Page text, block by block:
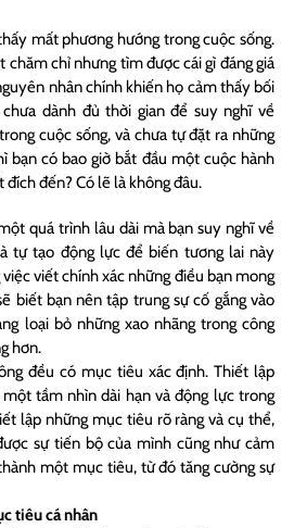
mất phương hướng trong cuộc sống.
chăm chỉ nhưng tìm được cái gì đáng giá
nhân chính khiến họ cảm thấy bối
dành đủ thời gian để suy nghĩ về
cuộc sống, và chưa tự đặt ra những
bạn có bao giờ bắt đầu một cuộc hành
đến? Có lẽ là không đâu.
quá trình lâu dài mà bạn suy nghĩ về
tự tạo động lực để biến tương lai này
viết chính xác những điều bạn mong
biết bạn nên tập trung sự cố gắng vào
loại bỏ những xao nhãng trong công
hơn.
đều có mục tiêu xác định. Thiết lập
tầm nhìn dài hạn và động lực trong
lập những mục tiêu rõ ràng và cụ thể,
sự tiến bộ của mình cũng như cảm
một mục tiêu, từ đó tăng cường sự
tiêu cá nhân